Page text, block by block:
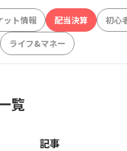
ット情報 配当決算
初心
ライフ&マネー
覧
記事